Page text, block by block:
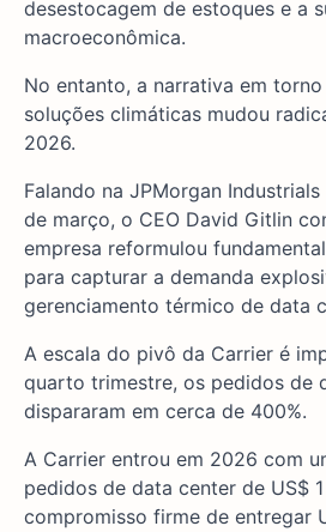
desestocagem de estoques e a
macroeconômica.
No entanto, a narrativa em
soluções climáticas mudou
2026.
Falando na JPMorgan
de março, o CEO David Gitlin
empresa reformulou
para capturar a demanda
gerenciamento térmico de data
A escala do pivô da Carrier é
quarto trimestre, os pedidos de
dispararam em cerca de 400%.
A Carrier entrou em 2026 com
pedidos de data center de US$
compromisso firme de entregar